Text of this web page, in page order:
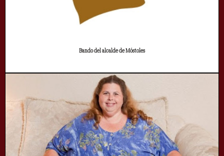
Bando del alcalde de Móstoles